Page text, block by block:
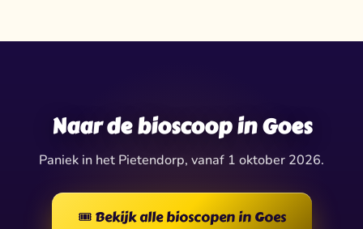
Naar de bioscoop in Goes
Paniek in het Pietendorp, vanaf 1 oktober 2026.
🎟️ Bekijk alle bioscopen in Goes